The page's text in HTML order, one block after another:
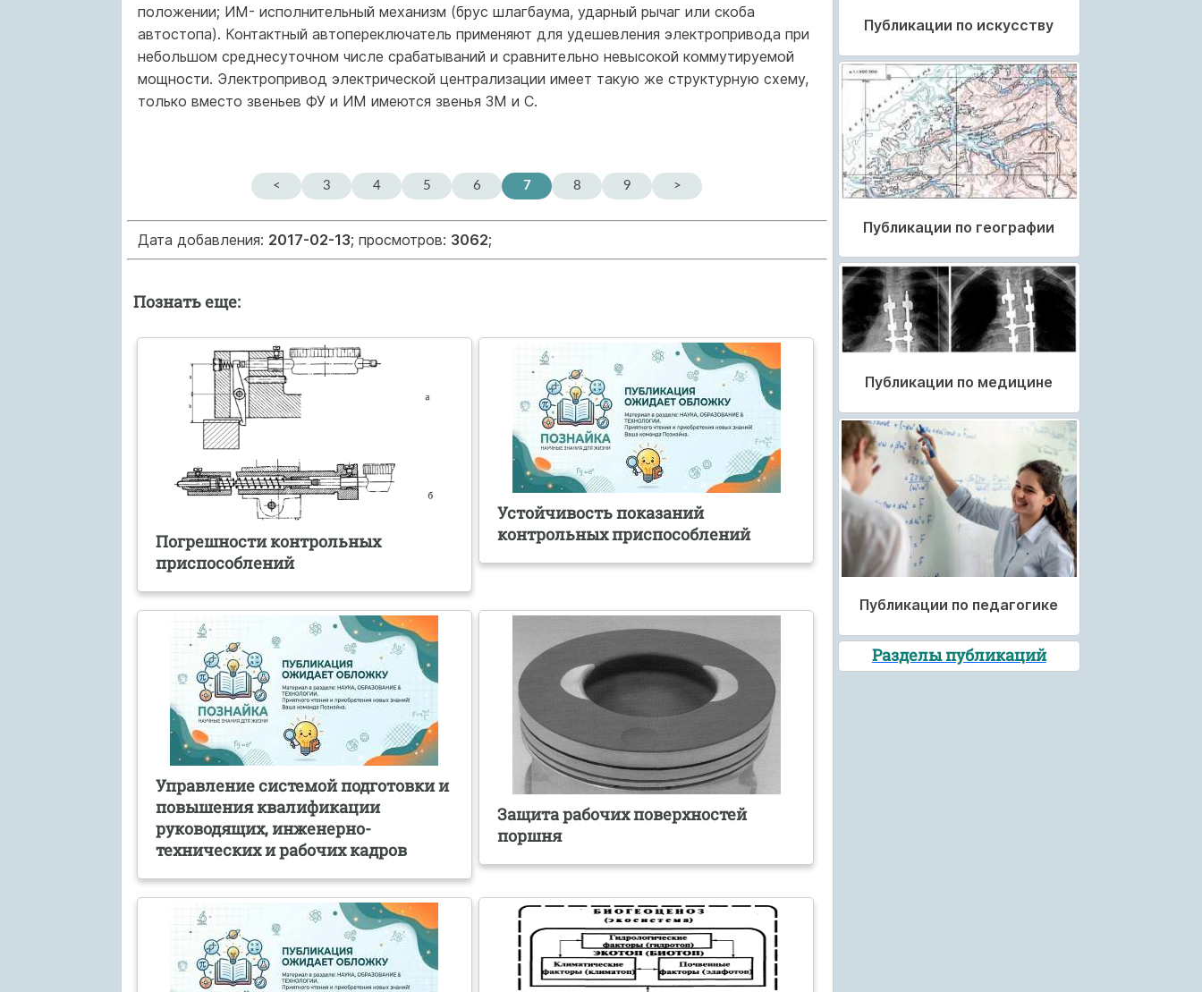
положении; ИМ- исполнительный механизм (брус шлагбаума, ударный рычаг или скоба
автостопа). Контактный автопереключатель применяют для удешевления электропривода при
небольшом среднесуточном числе срабатываний и сравнительно невысокой коммутируемой
мощности. Электропривод электрической централизации имеет такую же структурную схему,
только вместо звеньев ФУ и ИМ имеются звенья ЗМ и С.
< 3 4 5 6 7 8 9 >
Дата добавления: 2017-02-13; просмотров: 3062;
Познать еще:
Погрешности контрольных
приспособлений
Устойчивость показаний
контрольных приспособлений
Управление системой подготовки и
повышения квалификации
руководящих, инженерно-
технических и рабочих кадров
Защита рабочих поверхностей
поршня
Публикации по искусству
Публикации по географии
Публикации по медицине
Публикации по педагогике
Разделы публикаций